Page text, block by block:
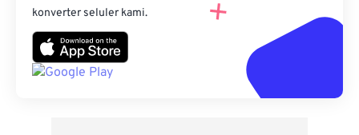
konverter seluler kami.